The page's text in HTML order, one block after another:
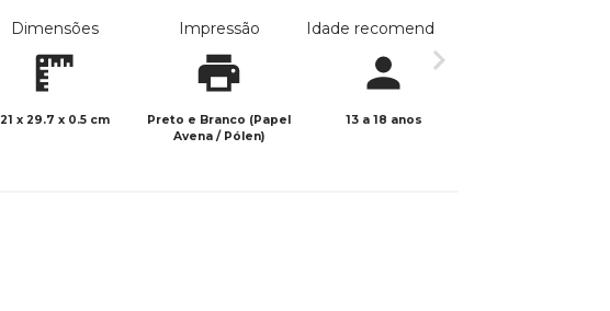
Dimensões
21 x 29.7 x 0.5 cm
Impressão
Preto e Branco (Papel
Avena / Pólen)
Idade recomendada
13 a 18 anos